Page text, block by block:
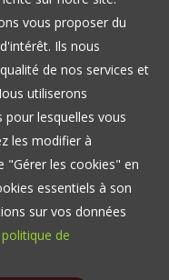
vous proposer du
Ils nous
de nos services et
utiliserons
lesquelles vous
les modifier à
"Gérer les cookies" en
essentiels à son
sur vos données
de